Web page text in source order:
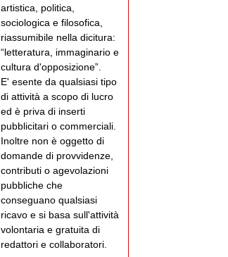
artistica, politica,
sociologica e filosofica,
riassumibile nella dicitura:
“letteratura, immaginario e
cultura d'opposizione”.
E' esente da qualsiasi tipo
di attività a scopo di lucro
ed è priva di inserti
pubblicitari o commerciali.
Inoltre non è oggetto di
domande di provvidenze,
contributi o agevolazioni
pubbliche che
conseguano qualsiasi
ricavo e si basa sull'attività
volontaria e gratuita di
redattori e collaboratori.